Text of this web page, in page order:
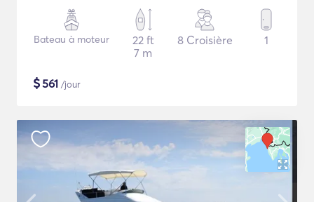
Bateau à moteur
22 ft
7 m
8 Croisière 1
$561 /jour